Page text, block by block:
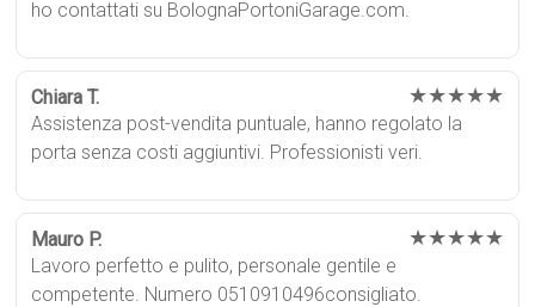
ho contattati su BolognaPortoniGarage.com.
Chiara T. ★★★★★
Assistenza post-vendita puntuale, hanno regolato la
porta senza costi aggiuntivi. Professionisti veri.
Mauro P. ★★★★★
Lavoro perfetto e pulito, personale gentile e
competente. Numero 0510910496consigliato.